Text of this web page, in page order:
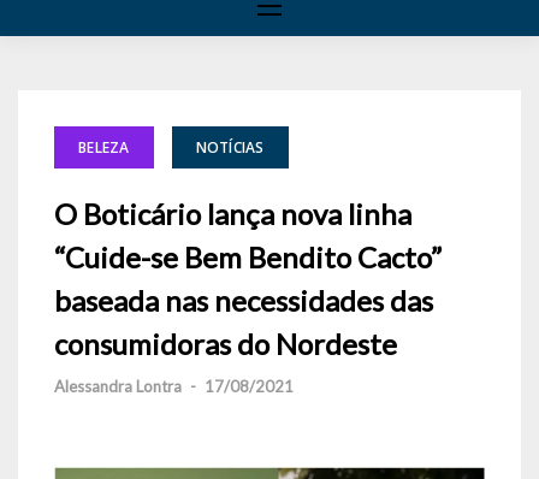
BELEZA NOTÍCIAS
O Boticário lança nova linha
“Cuide-se Bem Bendito Cacto”
baseada nas necessidades das
consumidoras do Nordeste
Alessandra Lontra - 17/08/2021